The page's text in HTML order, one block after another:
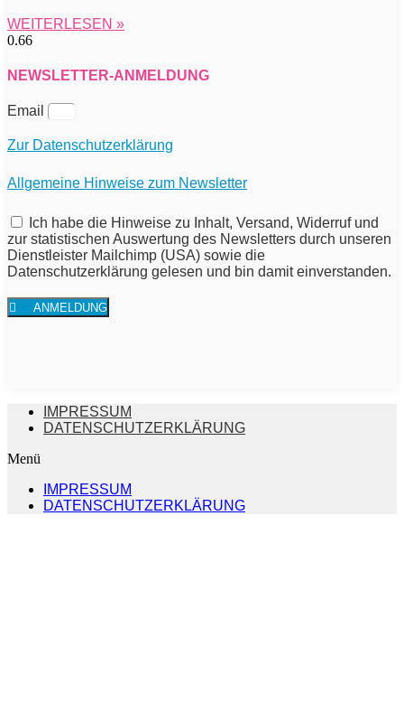
WEITERLESEN »
NEWSLETTER-ANMELDUNG
Email
Zur Datenschutzerklärung
Allgemeine Hinweise zum Newsletter
Ich habe die Hinweise zu Inhalt, Versand, Widerruf und
zur statistischen Auswertung des Newsletters durch unseren
Dienstleister Mailchimp (USA) sowie die
Datenschutzerklärung gelesen und bin damit einverstanden.
ANMELDUNG
IMPRESSUM
DATENSCHUTZERKLÄRUNG
Menü
IMPRESSUM
DATENSCHUTZERKLÄRUNG